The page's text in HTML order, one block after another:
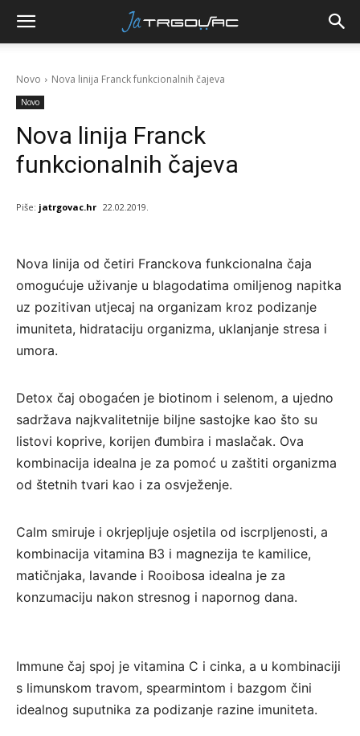
Novo Nova linija Franck funkcionalnih čajeva
Novo
Nova linija Franck
funkcionalnih čajeva
Piše: jatrgovac.hr 22.02.2019.
Nova linija od četiri Franckova funkcionalna čaja
omogućuje uživanje u blagodatima omiljenog napitka
uz pozitivan utjecaj na organizam kroz podizanje
imuniteta, hidrataciju organizma, uklanjanje stresa i
umora.
Detox čaj obogaćen je biotinom i selenom, a ujedno
sadržava najkvalitetnije biljne sastojke kao što su
listovi koprive, korijen đumbira i maslačak. Ova
kombinacija idealna je za pomoć u zaštiti organizma
od štetnih tvari kao i za osvježenje.
Calm smiruje i okrjepljuje osjetila od iscrpljenosti, a
kombinacija vitamina B3 i magnezija te kamilice,
matičnjaka, lavande i Rooibosa idealna je za
konzumaciju nakon stresnog i napornog dana.
Immune čaj spoj je vitamina C i cinka, a u kombinaciji
s limunskom travom, spearmintom i bazgom čini
idealnog suputnika za podizanje razine imuniteta.